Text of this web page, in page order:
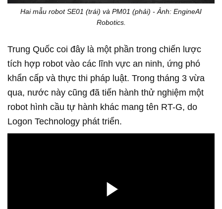
Hai mẫu robot SE01 (trái) và PM01 (phải) - Ảnh: EngineAI
Robotics.
Trung Quốc coi đây là một phần trong chiến lược
tích hợp robot vào các lĩnh vực an ninh, ứng phó
khẩn cấp và thực thi pháp luật. Trong tháng 3 vừa
qua, nước này cũng đã tiến hành thử nghiệm một
robot hình cầu tự hành khác mang tên RT-G, do
Logon Technology phát triển.